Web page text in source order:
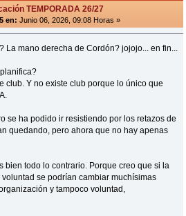
TEMPORADA 26/27
en: Junio 06, 2026, 09:08 Horas »
La mano derecha de Cordón? jojojo... en fin...
club. Y no existe club porque lo único que
se ha podido ir resistiendo por los retazos de
quedando, pero ahora que no hay apenas
bien todo lo contrario. Porque creo que si la
se podrían cambiar muchísimas
y tampoco voluntad,